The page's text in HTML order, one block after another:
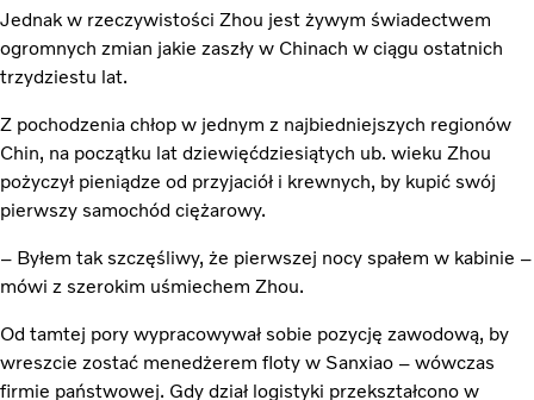
Jednak w rzeczywistości Zhou jest żywym świadectwem
ogromnych zmian jakie zaszły w Chinach w ciągu ostatnich
trzydziestu lat.
Z pochodzenia chłop w jednym z najbiedniejszych regionów
Chin, na początku lat dziewięćdziesiątych ub. wieku Zhou
pożyczył pieniądze od przyjaciół i krewnych, by kupić swój
pierwszy samochód ciężarowy.
– Byłem tak szczęśliwy, że pierwszej nocy spałem w kabinie –
mówi z szerokim uśmiechem Zhou.
Od tamtej pory wypracowywał sobie pozycję zawodową, by
wreszcie zostać menedżerem floty w Sanxiao – wówczas
firmie państwowej. Gdy dział logistyki przekształcono w